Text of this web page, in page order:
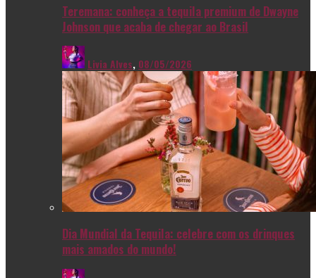
Teremana: conheça a tequila premium de Dwayne
Johnson que acaba de chegar ao Brasil
Livia Alves, 08/05/2026
Dia Mundial da Tequila: celebre com os drinques
mais amados do mundo!